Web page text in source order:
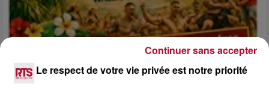
Le respect de votre vie privée est notre priorité
Continuer sans accepter